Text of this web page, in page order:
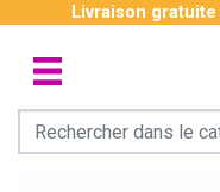
Livraison gratuite